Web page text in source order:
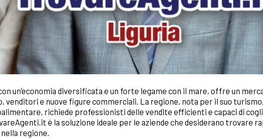
un’economia diversificata e un forte legame con il mare, offre un
venditori e nuove figure commerciali. La regione, nota per il suo turismo,
richiede professionisti delle vendite efficienti e capaci di
è la soluzione ideale per le aziende che desiderano trovare
regione.